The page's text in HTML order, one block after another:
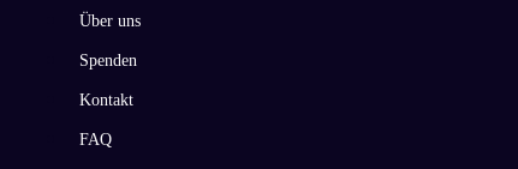
Über uns
Spenden
Kontakt
FAQ